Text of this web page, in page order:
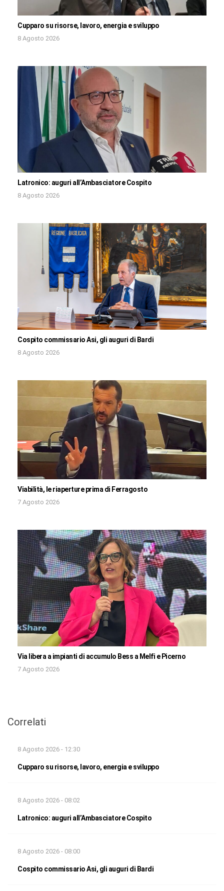
Cupparo su risorse, lavoro, energia e sviluppo
8 Agosto 2026
Latronico: auguri all’Ambasciatore Cospito
8 Agosto 2026
Cospito commissario Asi, gli auguri di Bardi
8 Agosto 2026
Viabilità, le riaperture prima di Ferragosto
7 Agosto 2026
Via libera a impianti di accumulo Bess a Melfi e Picerno
7 Agosto 2026
Correlati
8 Agosto 2026 - 12:30
Cupparo su risorse, lavoro, energia e sviluppo
8 Agosto 2026 - 08:02
Latronico: auguri all’Ambasciatore Cospito
8 Agosto 2026 - 08:00
Cospito commissario Asi, gli auguri di Bardi